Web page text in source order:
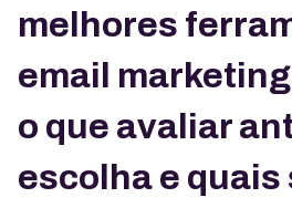
melhores
email
o que avaliar
escolha e